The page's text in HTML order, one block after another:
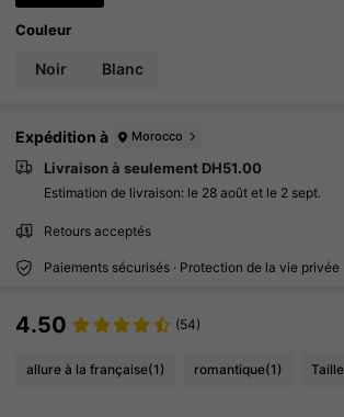
Couleur
Noir Blanc
Expédition à Morocco
Livraison à seulement DH51.00
Estimation de livraison: le 28 août et le 2 sept.
Retours acceptés
Paiements sécurisés · Protection de la vie privée
4.50 (54)
allure à la française(1) romantique(1)